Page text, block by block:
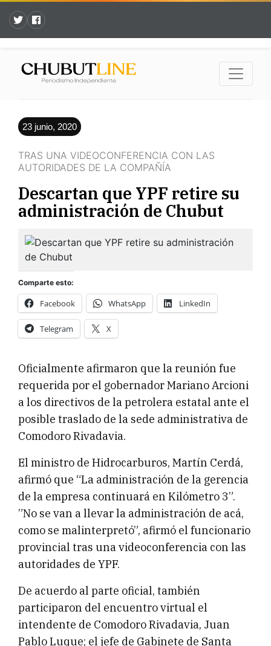
23 junio, 2020
TRAS UNA VIDEOCONFERENCIA CON LAS
AUTORIDADES DE LA COMPAÑÍA
Descartan que YPF retire su
administración de Chubut
Comparte esto:
Facebook WhatsApp LinkedIn
Telegram X
Oficialmente afirmaron que la reunión fue
requerida por el gobernador Mariano Arcioni
a los directivos de la petrolera estatal ante el
posible traslado de la sede administrativa de
Comodoro Rivadavia.
El ministro de Hidrocarburos, Martín Cerdá,
afirmó que “La administración de la gerencia
de la empresa continuará en Kilómetro 3”.
”No se van a llevar la administración de acá,
como se malinterpretó”, afirmó el funcionario
provincial tras una videoconferencia con las
autoridades de YPF.
De acuerdo al parte oficial, también
participaron del encuentro virtual el
intendente de Comodoro Rivadavia, Juan
Pablo Luque; el jefe de Gabinete de Santa